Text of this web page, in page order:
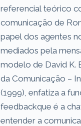
referencial teórico
comunicação de
papel dos agentes
mediados pela
modelo de David K.
da Comunicação –
(1999), enfatiza a
feedbackque é a
entender a